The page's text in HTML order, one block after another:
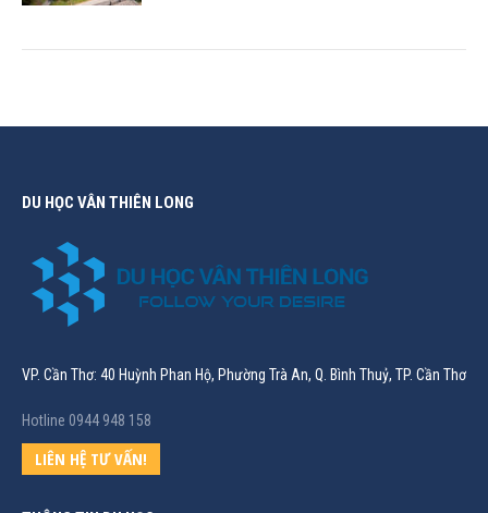
DU HỌC VÂN THIÊN LONG
VP. Cần Thơ: 40 Huỳnh Phan Hộ, Phường Trà An, Q. Bình Thuỷ, TP. Cần Thơ
Hotline 0944 948 158
LIÊN HỆ TƯ VẤN!